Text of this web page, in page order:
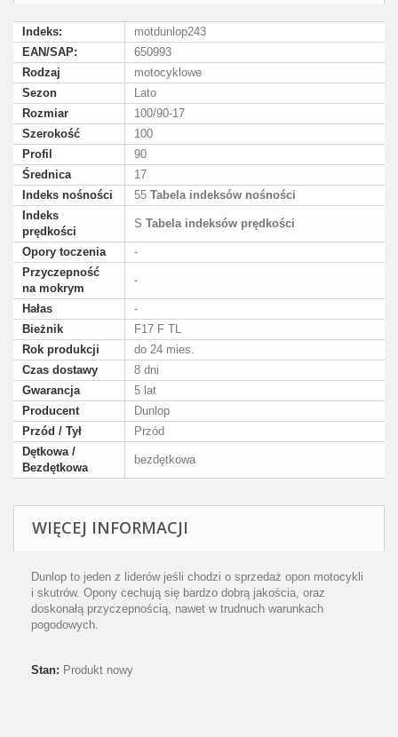
Indeks:
motdunlop243
EAN/SAP:
650993
Rodzaj
motocyklowe
Sezon
Lato
Rozmiar
100/90-17
Szerokość
100
Profil
90
Średnica
17
Indeks nośności
55 Tabela indeksów nośności
Indeks
prędkości
S Tabela indeksów prędkości
Opory toczenia
-
Przyczepność
na mokrym
-
Hałas
-
Bieżnik
F17 F TL
Rok produkcji
do 24 mies.
Czas dostawy
8 dni
Gwarancja
5 lat
Producent
Dunlop
Przód / Tył
Przód
Dętkowa /
Bezdętkowa
bezdętkowa
WIĘCEJ INFORMACJI
Dunlop to jeden z liderów jeśli chodzi o sprzedaż opon motocykli
i skutrów. Opony cechują się bardzo dobrą jakościa, oraz
doskonałą przyczepnością, nawet w trudnuch warunkach
pogodowych.
Stan: Produkt nowy